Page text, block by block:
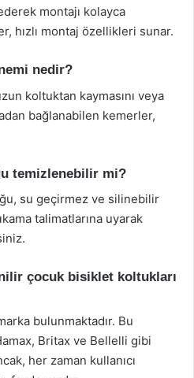
montajı kolayca
hızlı montaj özellikleri sunar.
nedir?
koltuktan kaymasını veya
bağlanabilen kemerler,
temizlenebilir mi?
su geçirmez ve silinebilir
talimatlarına uyarak
çocuk bisiklet koltukları
bulunmaktadır. Bu
Britax ve Bellelli gibi
her zaman kullanıcı